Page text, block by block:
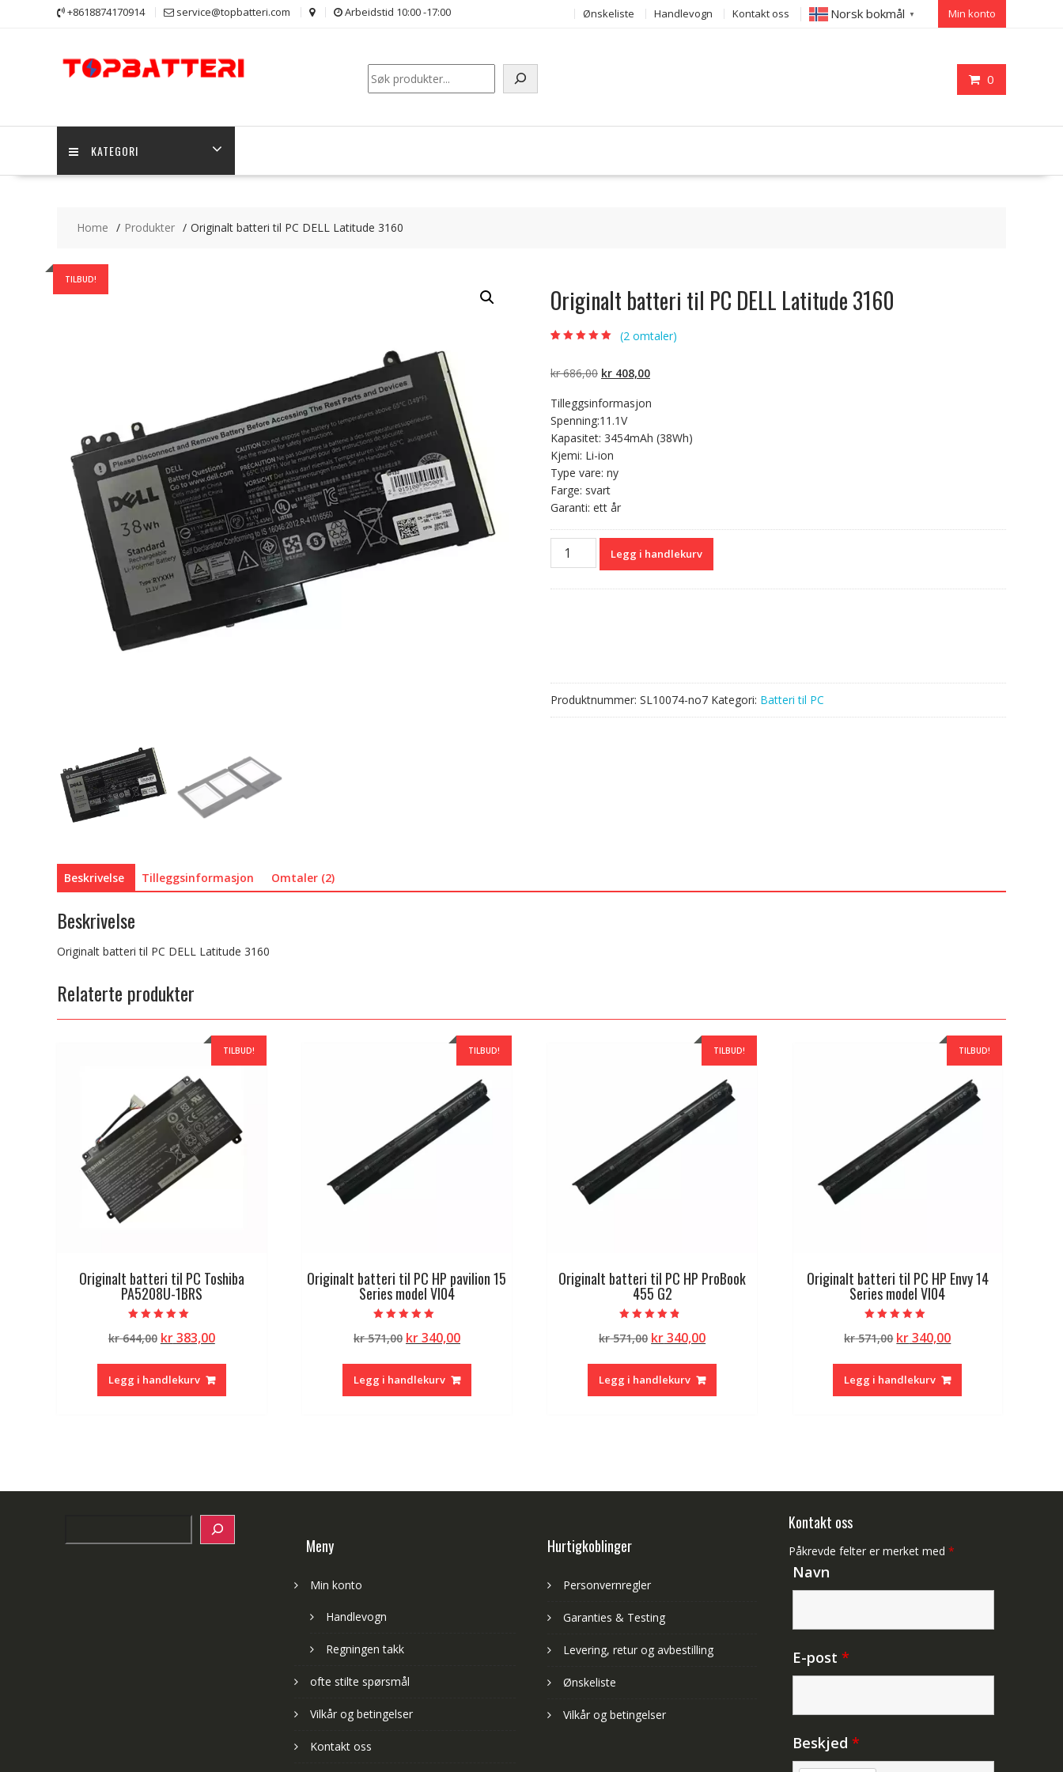
+8618874170914 service@topbatteri.com Arbeidstid 10:00 -17:00 Ønskeliste Handlevogn Kontakt oss Norsk bokmål ▼ Min konto
0
Søk
KATEGORI
Home Produkter Originalt batteri til PC DELL Latitude 3160
TILBUD!
Originalt batteri til PC DELL Latitude 3160
kundevurderinger
(2 omtaler)
kr686,00 Opprinnelig
var:
kr 686,00.
kr 408,00Nåværende
er:
Tilleggsinformasjon
Spenning:11.1V
Kapasitet: 3454mAh (38Wh)
Kjemi: Li-ion
Type vare: ny
Farge: svart
Garanti: ett år
Originalt
batteri
Legg i handlekurv
Produktnummer: SL10074-no7 Kategori: Batteri til PC
Beskrivelse Tilleggsinformasjon Omtaler (2)
Beskrivelse
Originalt batteri til PC DELL Latitude 3160
Relaterte produkter
TILBUD!
Originalt batteri til PC Toshiba
PA5208U-1BRS
5.00
av 5
kr644,00 Opprinnelig
var:
kr 644,00.
kr383,00Nåværende
kr 383,00.
Legg i handlekurv
TILBUD!
Originalt batteri til PC HP pavilion 15
Series model VI04
5.00
av 5
kr571,00 Opprinnelig
var:
kr 571,00.
kr340,00Nåværende
kr 340,00.
Legg i handlekurv
TILBUD!
Originalt batteri til PC HP ProBook
455 G2
4.50
av 5
kr571,00 Opprinnelig
var:
kr 571,00.
kr340,00Nåværende
kr 340,00.
Legg i handlekurv
TILBUD!
Originalt batteri til PC HP Envy 14
Series model VI04
5.00
av 5
kr571,00 Opprinnelig
var:
kr 571,00.
kr340,00Nåværende
kr 340,00.
Legg i handlekurv
Meny
Min konto
Handlevogn
Regningen takk
ofte stilte spørsmål
Vilkår og betingelser
Kontakt oss
Hurtigkoblinger
Personvernregler
Garanties & Testing
Levering, retur og avbestilling
Ønskeliste
Vilkår og betingelser
Kontakt oss
Påkrevde felter er merket med *
Navn
E-post *
Beskjed *